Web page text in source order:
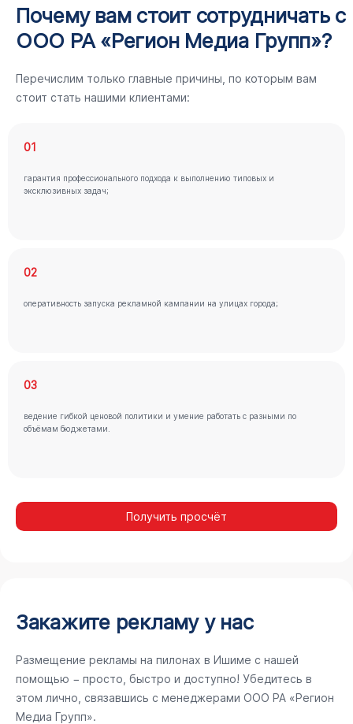
Почему вам стоит сотрудничать с
ООО РА «Регион Медиа Групп»?
Перечислим только главные причины, по которым вам
стоит стать нашими клиентами:
01
гарантия профессионального подхода к выполнению типовых и
эксклюзивных задач;
02
оперативность запуска рекламной кампании на улицах города;
03
ведение гибкой ценовой политики и умение работать с разными по
объёмам бюджетами.
Получить просчёт
Закажите рекламу у нас
Размещение рекламы на пилонах в Ишиме с нашей
помощью − просто, быстро и доступно! Убедитесь в
этом лично, связавшись с менеджерами ООО РА «Регион
Медиа Групп».